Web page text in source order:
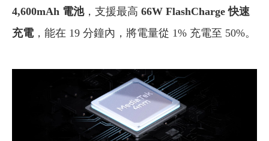
4,600mAh 電池，支援最高 66W FlashCharge 快速
充電，能在 19 分鐘內，將電量從 1% 充電至 50%。